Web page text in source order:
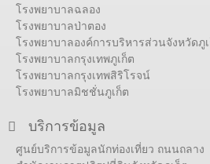
โรงพยาบาลฉลอง
โรงพยาบาลป่าตอง
โรงพยาบาลองค์การบริหารส่วนจังหวัดภู
โรงพยาบาลกรุงเทพภูเก็ต
โรงพยาบาลกรุงเทพสิริโรจน์
โรงพยาบาลมิชชั่นภูเก็ต
บริการข้อมูล
ศูนย์บริการข้อมูลนักท่องเที่ยว ถนนถลาง